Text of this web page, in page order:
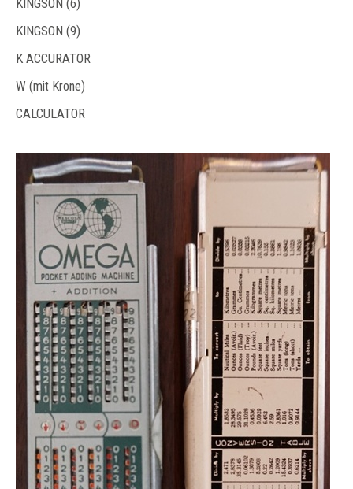
KINGSON (6)
KINGSON (9)
K ACCURATOR
W (mit Krone)
CALCULATOR